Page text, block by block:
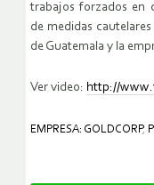
trabajos forzados en
de medidas
de Guatemala y la
Ver video: http://
EMPRESA: GOLDCORP,